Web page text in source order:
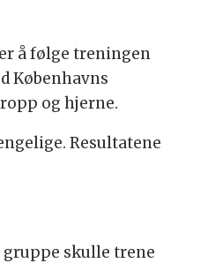
å følge treningen
Københavns
og hjerne.
Resultatene
skulle trene